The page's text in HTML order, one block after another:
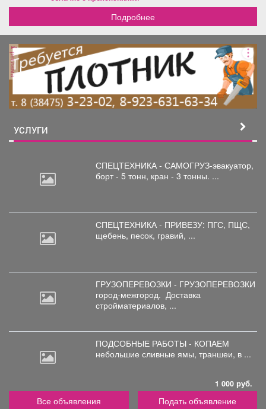
Я - пенсионер
Подробнее
реклама
УСЛУГИ
СПЕЦТЕХНИКА - САМОГРУЗ-эвакуатор,
борт - 5 тонн, кран - 3 тонны. ...
СПЕЦТЕХНИКА - ПРИВЕЗУ: ПГС, ПЩС,
щебень, песок, гравий, ...
ГРУЗОПЕРЕВОЗКИ - ГРУЗОПЕРЕВОЗКИ
город-межгород. Доставка
стройматериалов, ...
ПОДСОБНЫЕ РАБОТЫ - КОПАЕМ
небольшие сливные ямы, траншеи, в ...
1 000 руб.
Все объявления Подать объявление